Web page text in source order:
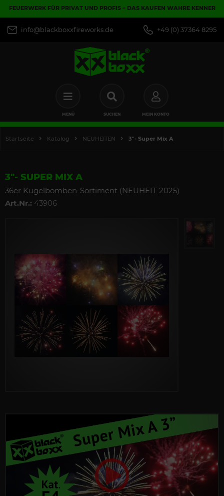
FEUERWERK FÜR PRIVAT UND PROFIS – DAS KAUFEN WAHRE KENNER
info@blackboxxfireworks.de +49 (0) 37364 8295
MENÜ SUCHEN MEIN KONTO
Startseite Katalog NEUHEITEN 3"- Super Mix A
3"- SUPER MIX A
36er Kugelbomben-Sortiment (NEUHEIT 2025)
Art.Nr.: 43906